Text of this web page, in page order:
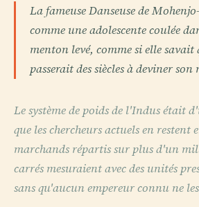
La fameuse Danseuse de
comme une adolescente coulée
menton levé, comme si elle
passerait des siècles à deviner son
Le système de poids de l'Indus était
que les chercheurs actuels en restent
marchands répartis sur plus d'un
carrés mesuraient avec des unités
sans qu'aucun empereur connu ne